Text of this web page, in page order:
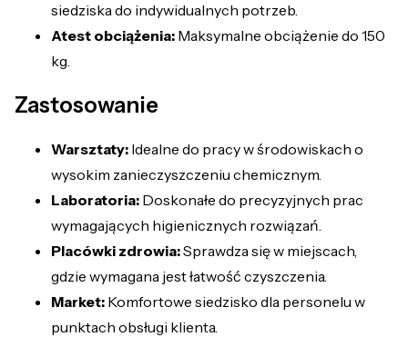
siedziska do indywidualnych potrzeb.
Atest obciążenia: Maksymalne obciążenie do 150
kg.
Zastosowanie
Warsztaty: Idealne do pracy w środowiskach o
wysokim zanieczyszczeniu chemicznym.
Laboratoria: Doskonałe do precyzyjnych prac
wymagających higienicznych rozwiązań.
Placówki zdrowia:Sprawdza się w miejscach,
gdzie wymagana jest łatwość czyszczenia.
Market: Komfortowe siedzisko dla personelu w
punktach obsługi klienta.